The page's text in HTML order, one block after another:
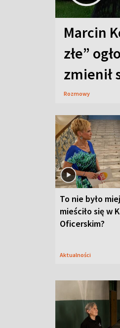
Marcin
złe”
zmienił
Rozmowy
To nie było
mieściło się w
Oficerskim?
Aktualności